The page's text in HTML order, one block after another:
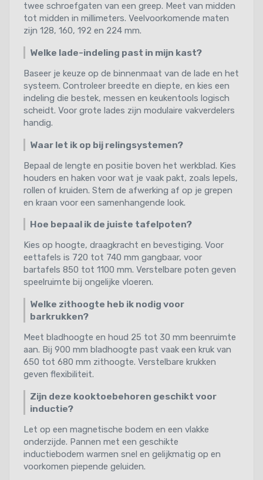
twee schroefgaten van een greep. Meet van midden
tot midden in millimeters. Veelvoorkomende maten
zijn 128, 160, 192 en 224 mm.
Welke lade-indeling past in mijn kast?
Baseer je keuze op de binnenmaat van de lade en het
systeem. Controleer breedte en diepte, en kies een
indeling die bestek, messen en keukentools logisch
scheidt. Voor grote lades zijn modulaire vakverdelers
handig.
Waar let ik op bij relingsystemen?
Bepaal de lengte en positie boven het werkblad. Kies
houders en haken voor wat je vaak pakt, zoals lepels,
rollen of kruiden. Stem de afwerking af op je grepen
en kraan voor een samenhangende look.
Hoe bepaal ik de juiste tafelpoten?
Kies op hoogte, draagkracht en bevestiging. Voor
eettafels is 720 tot 740 mm gangbaar, voor
bartafels 850 tot 1100 mm. Verstelbare poten geven
speelruimte bij ongelijke vloeren.
Welke zithoogte heb ik nodig voor
barkrukken?
Meet bladhoogte en houd 25 tot 30 mm beenruimte
aan. Bij 900 mm bladhoogte past vaak een kruk van
650 tot 680 mm zithoogte. Verstelbare krukken
geven flexibiliteit.
Zijn deze kooktoebehoren geschikt voor
inductie?
Let op een magnetische bodem en een vlakke
onderzijde. Pannen met een geschikte
inductiebodem warmen snel en gelijkmatig op en
voorkomen piepende geluiden.